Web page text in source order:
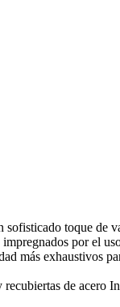
toque de
por el
más exhaustivos
de acero